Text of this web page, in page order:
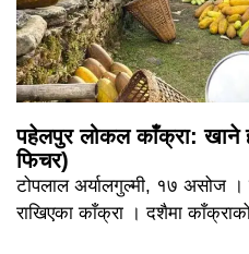
पहेलपुर लोकल काँक्रा: खाने
फिचर)
टोपलाल अर्यालगुल्मी, १७ असोज ।
राखिएका काँक्रा । दशैमा